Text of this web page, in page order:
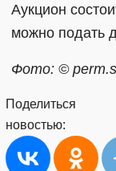
Аукцион
можно подать
Фото: ©
Поделиться
новостью: